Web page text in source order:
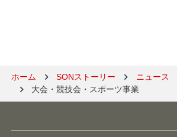
ホーム SONストーリー
ニュース
大会・競技会・スポーツ事業